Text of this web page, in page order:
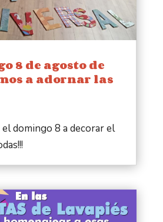
8 de agosto de
a adornar las
el domingo 8 a decorar el